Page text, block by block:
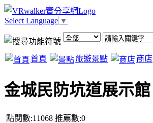
Select Language ▼
首頁 旅遊景點 商店
金城民防坑道展示館
點閱數:11068 推薦數:0